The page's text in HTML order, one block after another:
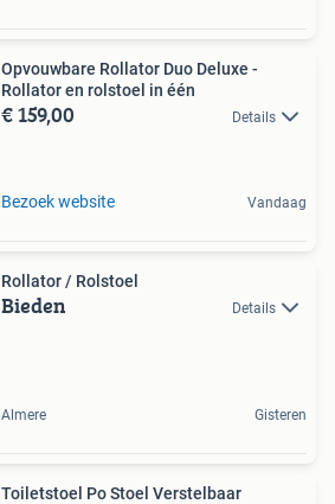
Opvouwbare Rollator Duo Deluxe -
Rollator en rolstoel in één
€ 159,00 Details
Bezoek website Vandaag
Rollator / Rolstoel
Bieden Details
Almere Gisteren
Toiletstoel Po Stoel Verstelbaar